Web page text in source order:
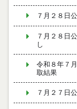
７月２８日
７月２８日
し
令和８年７
取結果
７月２７日